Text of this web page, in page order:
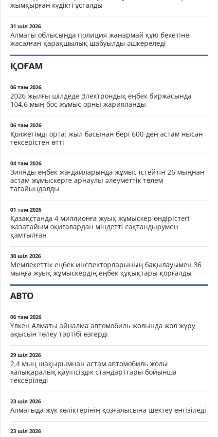
жымқырған күдікті ұсталды
31 шіл 2026
Алматы облысында полиция жанармай құю бекетіне
жасалған қарақшылық шабуылды әшкереледі
ҚОҒАМ
06 там 2026
2026 жылғы шілдеде Электрондық еңбек биржасында
104,6 мың бос жұмыс орны жарияланды
06 там 2026
Қолжетімді орта: жыл басынан бері 600-ден астам нысан
тексерістен өтті
04 там 2026
Зиянды еңбек жағдайларында жұмыс істейтін 26 мыңнан
астам жұмыскерге арнаулы әлеуметтік төлем
тағайындалды
01 там 2026
Қазақстанда 4 миллионға жуық жұмыскер өндірістегі
жазатайым оқиғалардан міндетті сақтандырумен
қамтылған
30 шіл 2026
Мемлекеттік еңбек инспекторларының бақылауымен 36
мыңға жуық жұмыскердің еңбек құқықтары қорғалды
АВТО
06 там 2026
Үлкен Алматы айналма автомобиль жолында жол жүру
ақысын төлеу тәртібі өзгерді
29 шіл 2026
2,4 мың шақырымнан астам автомобиль жолы
халықаралық қауіпсіздік стандарттары бойынша
тексеріледі
23 шіл 2026
Алматыда жүк көліктерінің қозғалысына шектеу енгізіледі
23 шіл 2026